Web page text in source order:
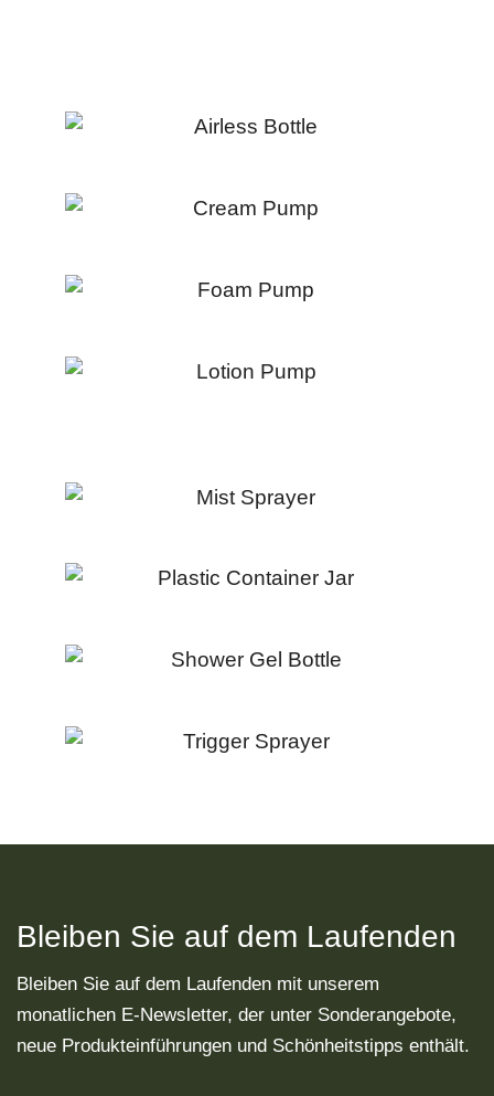
Bleiben Sie auf dem Laufenden
Bleiben Sie auf dem Laufenden mit unserem
monatlichen E-Newsletter, der unter Sonderangebote,
neue Produkteinführungen und Schönheitstipps enthält.